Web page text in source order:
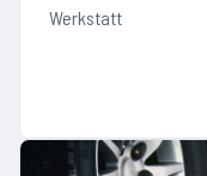
Werkstatt